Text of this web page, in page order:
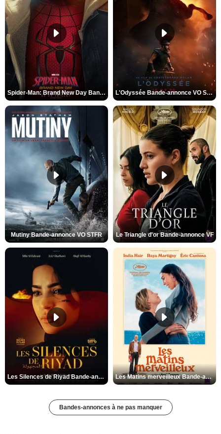
Spider-Man: Brand New Day Bande-annonce VO STFR L'Odyssée Bande-annonce VO STFR
Mutiny Bande-annonce VO STFR Le Triangle d'or Bande-annonce VF
Les Silences de Riyad Bande-annonce VO STFR Les Matins merveilleux Bande-annonce VF
Bandes-annonces à ne pas manquer